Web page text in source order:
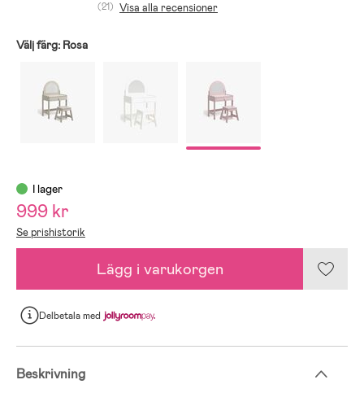
(21) Visa alla recensioner
Välj färg: Rosa
I lager
999 kr
Se prishistorik
Lägg i varukorgen
Delbetalamed
Beskrivning